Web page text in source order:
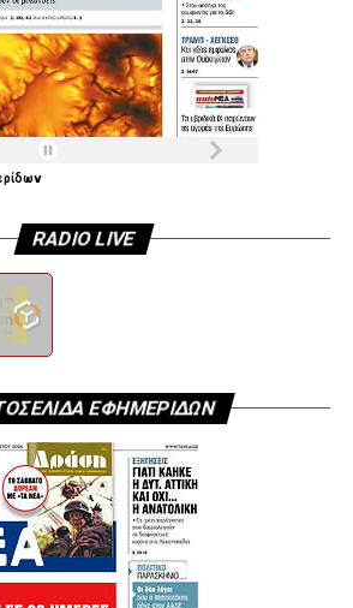
Β2 ΔΕΕΠ
ΠΡΟΕΔΡΟΣ ΔΗΜΤΟ
ΠΡΟΕΔΡΟΣ ΔΗΜΤΟ ΙΛΙΟΥ
ΠΡΟΕΔΡΟΣ ΔΗΜΤΟ
ΠΡΟΕΔΡΟΣ ΔΗΜΤΟ
ΙΔΙΟΚΤΗΤΗΣ ΓΣ ΠΕΡΙΣΤΕΡΙΟΥ
ΠΡΟΕΔΡΟΣ ΕΟΠΠΥ
ΓΡΑΜΜΑΤΕΑΣ
ΥΠΟΥΡΓΕΙΟΥ ΥΓΕΙΑΣ
RADIO LIVE
ΕΦΗΜΕΡΙΔΩΝ